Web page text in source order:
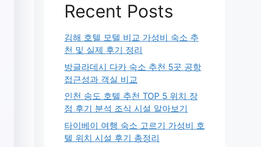
Recent Posts
김해 호텔 모텔 비교 가성비 숙소 추
천 및 실제 후기 정리
방글라데시 다카 숙소 추천 5곳 공항
접근성과 객실 비교
인천 송도 호텔 추천 TOP 5 위치 장
점 후기 분석 조식 시설 알아보기
타이베이 여행 숙소 고르기 가성비 호
텔 위치 시설 후기 총정리